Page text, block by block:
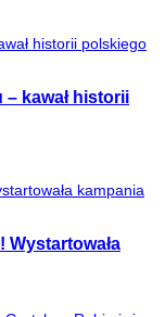
kawał historii